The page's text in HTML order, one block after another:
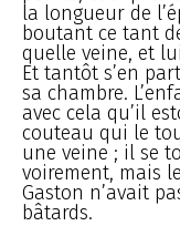
la longueur de
boutant ce tant
quelle veine, et
Et tantôt s’en
sa chambre.
avec cela qu’il
couteau qui le
une veine ; il se
voirement, mais
Gaston n’avait
bâtards.